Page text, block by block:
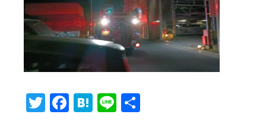
T F H Li